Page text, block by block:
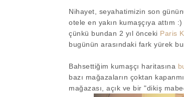
Nihayet, seyahatimizin son
otele en yakın kumaşçıya attım
çünkü bundan 2 yıl önceki Paris
bugünün arasındaki fark yürek
Bahsettiğim kumaşçı haritasına
bazı mağazaların çoktan
mağazası, açık ve bir "dikiş